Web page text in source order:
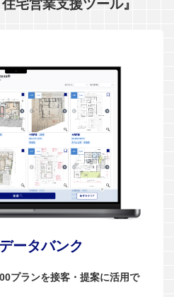
宅営業支援ツール』
ータバンク
プランを接客・提案に活用で